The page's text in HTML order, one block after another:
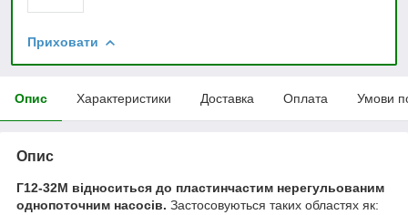
Приховати
Опис Характеристики Доставка Оплата Умови
Опис
Г12-32М відноситься до пластинчастим нерегульованим
однопоточним насосів. Застосовуються таких областях як: